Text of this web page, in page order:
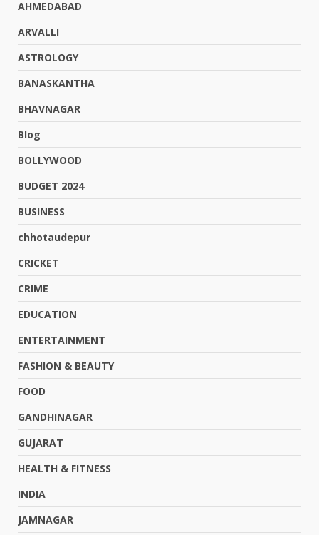
AHMEDABAD
ARVALLI
ASTROLOGY
BANASKANTHA
BHAVNAGAR
Blog
BOLLYWOOD
BUDGET 2024
BUSINESS
chhotaudepur
CRICKET
CRIME
EDUCATION
ENTERTAINMENT
FASHION & BEAUTY
FOOD
GANDHINAGAR
GUJARAT
HEALTH & FITNESS
INDIA
JAMNAGAR